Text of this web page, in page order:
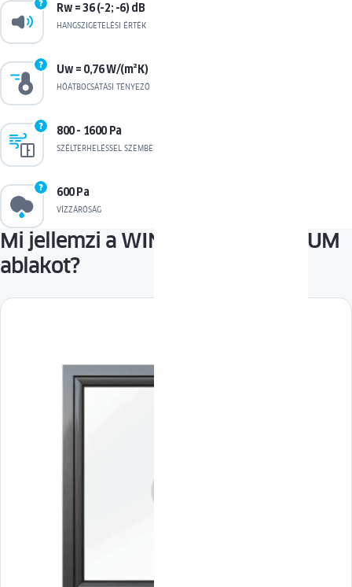
Rw = 36 (-2; -6) dB
HANGSZIGETELÉSI ÉRTÉK
Uw = 0,76 W/(m²K)
HŐÁTBOCSÁTÁSI TÉNYEZŐ
800 - 1600 Pa
SZÉLTERHELÉSSEL SZEMBENI ELLENÁLLÁS
600 Pa
VÍZZÁRÓSÁG
Mi jellemzi a WINERGETIC PREMIUM
ablakot?